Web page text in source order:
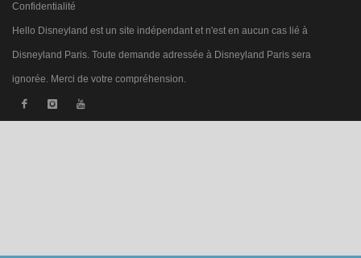
Confidentialité
Hello Disneyland est un site indépendant et n'est en aucun cas lié à
Disneyland Paris. Toute demande adressée à Disneyland Paris sera
ignorée. Merci de votre compréhension.